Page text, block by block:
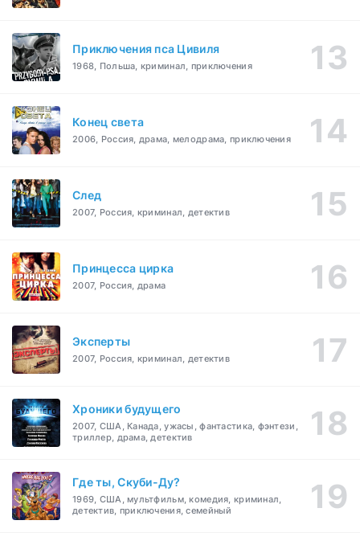
Приключения пса Цивиля
1968, Польша, криминал, приключения
Конец света
2006, Россия, драма, мелодрама, приключения
След
2007, Россия, криминал, детектив
Принцесса цирка
2007, Россия, драма
Эксперты
2007, Россия, криминал, детектив
Хроники будущего
2007, США, Канада, ужасы, фантастика, фэнтези,
триллер, драма, детектив
Где ты, Скуби-Ду?
1969, США, мультфильм, комедия, криминал,
детектив, приключения, семейный